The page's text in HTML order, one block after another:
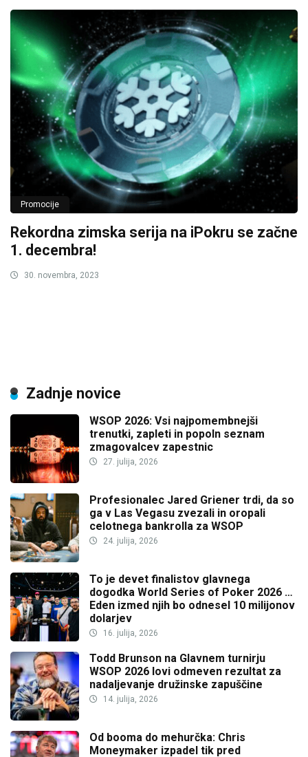
Promocije
Rekordna zimska serija na iPokru se začne
1. decembra!
30. novembra, 2023
Zadnje novice
WSOP 2026: Vsi najpomembnejši
trenutki, zapleti in popoln seznam
zmagovalcev zapestnic
27. julija, 2026
Profesionalec Jared Griener trdi, da so
ga v Las Vegasu zvezali in oropali
celotnega bankrolla za WSOP
24. julija, 2026
To je devet finalistov glavnega
dogodka World Series of Poker 2026 …
Eden izmed njih bo odnesel 10 milijonov
dolarjev
16. julija, 2026
Todd Brunson na Glavnem turnirju
WSOP 2026 lovi odmeven rezultat za
nadaljevanje družinske zapuščine
14. julija, 2026
Od booma do mehurčka: Chris
Moneymaker izpadel tik pred